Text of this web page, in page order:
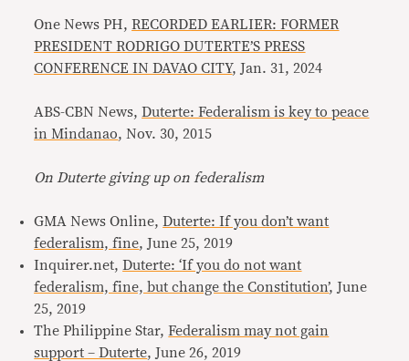
One News PH,RECORDED EARLIER: FORMER
PRESIDENT RODRIGO DUTERTE’S PRESS
CONFERENCE IN DAVAO CITY, Jan. 31, 2024
ABS-CBN News,Duterte: Federalism is key to peace
in Mindanao, Nov. 30, 2015
On Duterte giving up on federalism
GMA News Online,Duterte: If you don’t want
federalism, fine, June 25, 2019
Inquirer.net,Duterte:‘If you do not want
federalism, fine, but change the Constitution’, June
25, 2019
The Philippine Star,Federalism may not gain
support – Duterte, June 26, 2019